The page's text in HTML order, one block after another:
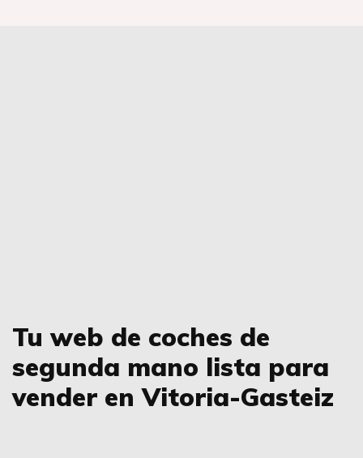
Tu web de coches de
segunda mano lista para
vender en Vitoria-Gasteiz